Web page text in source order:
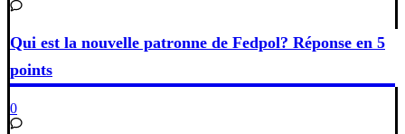
Qui est la nouvelle patronne de Fedpol? Réponse en 5
points
0